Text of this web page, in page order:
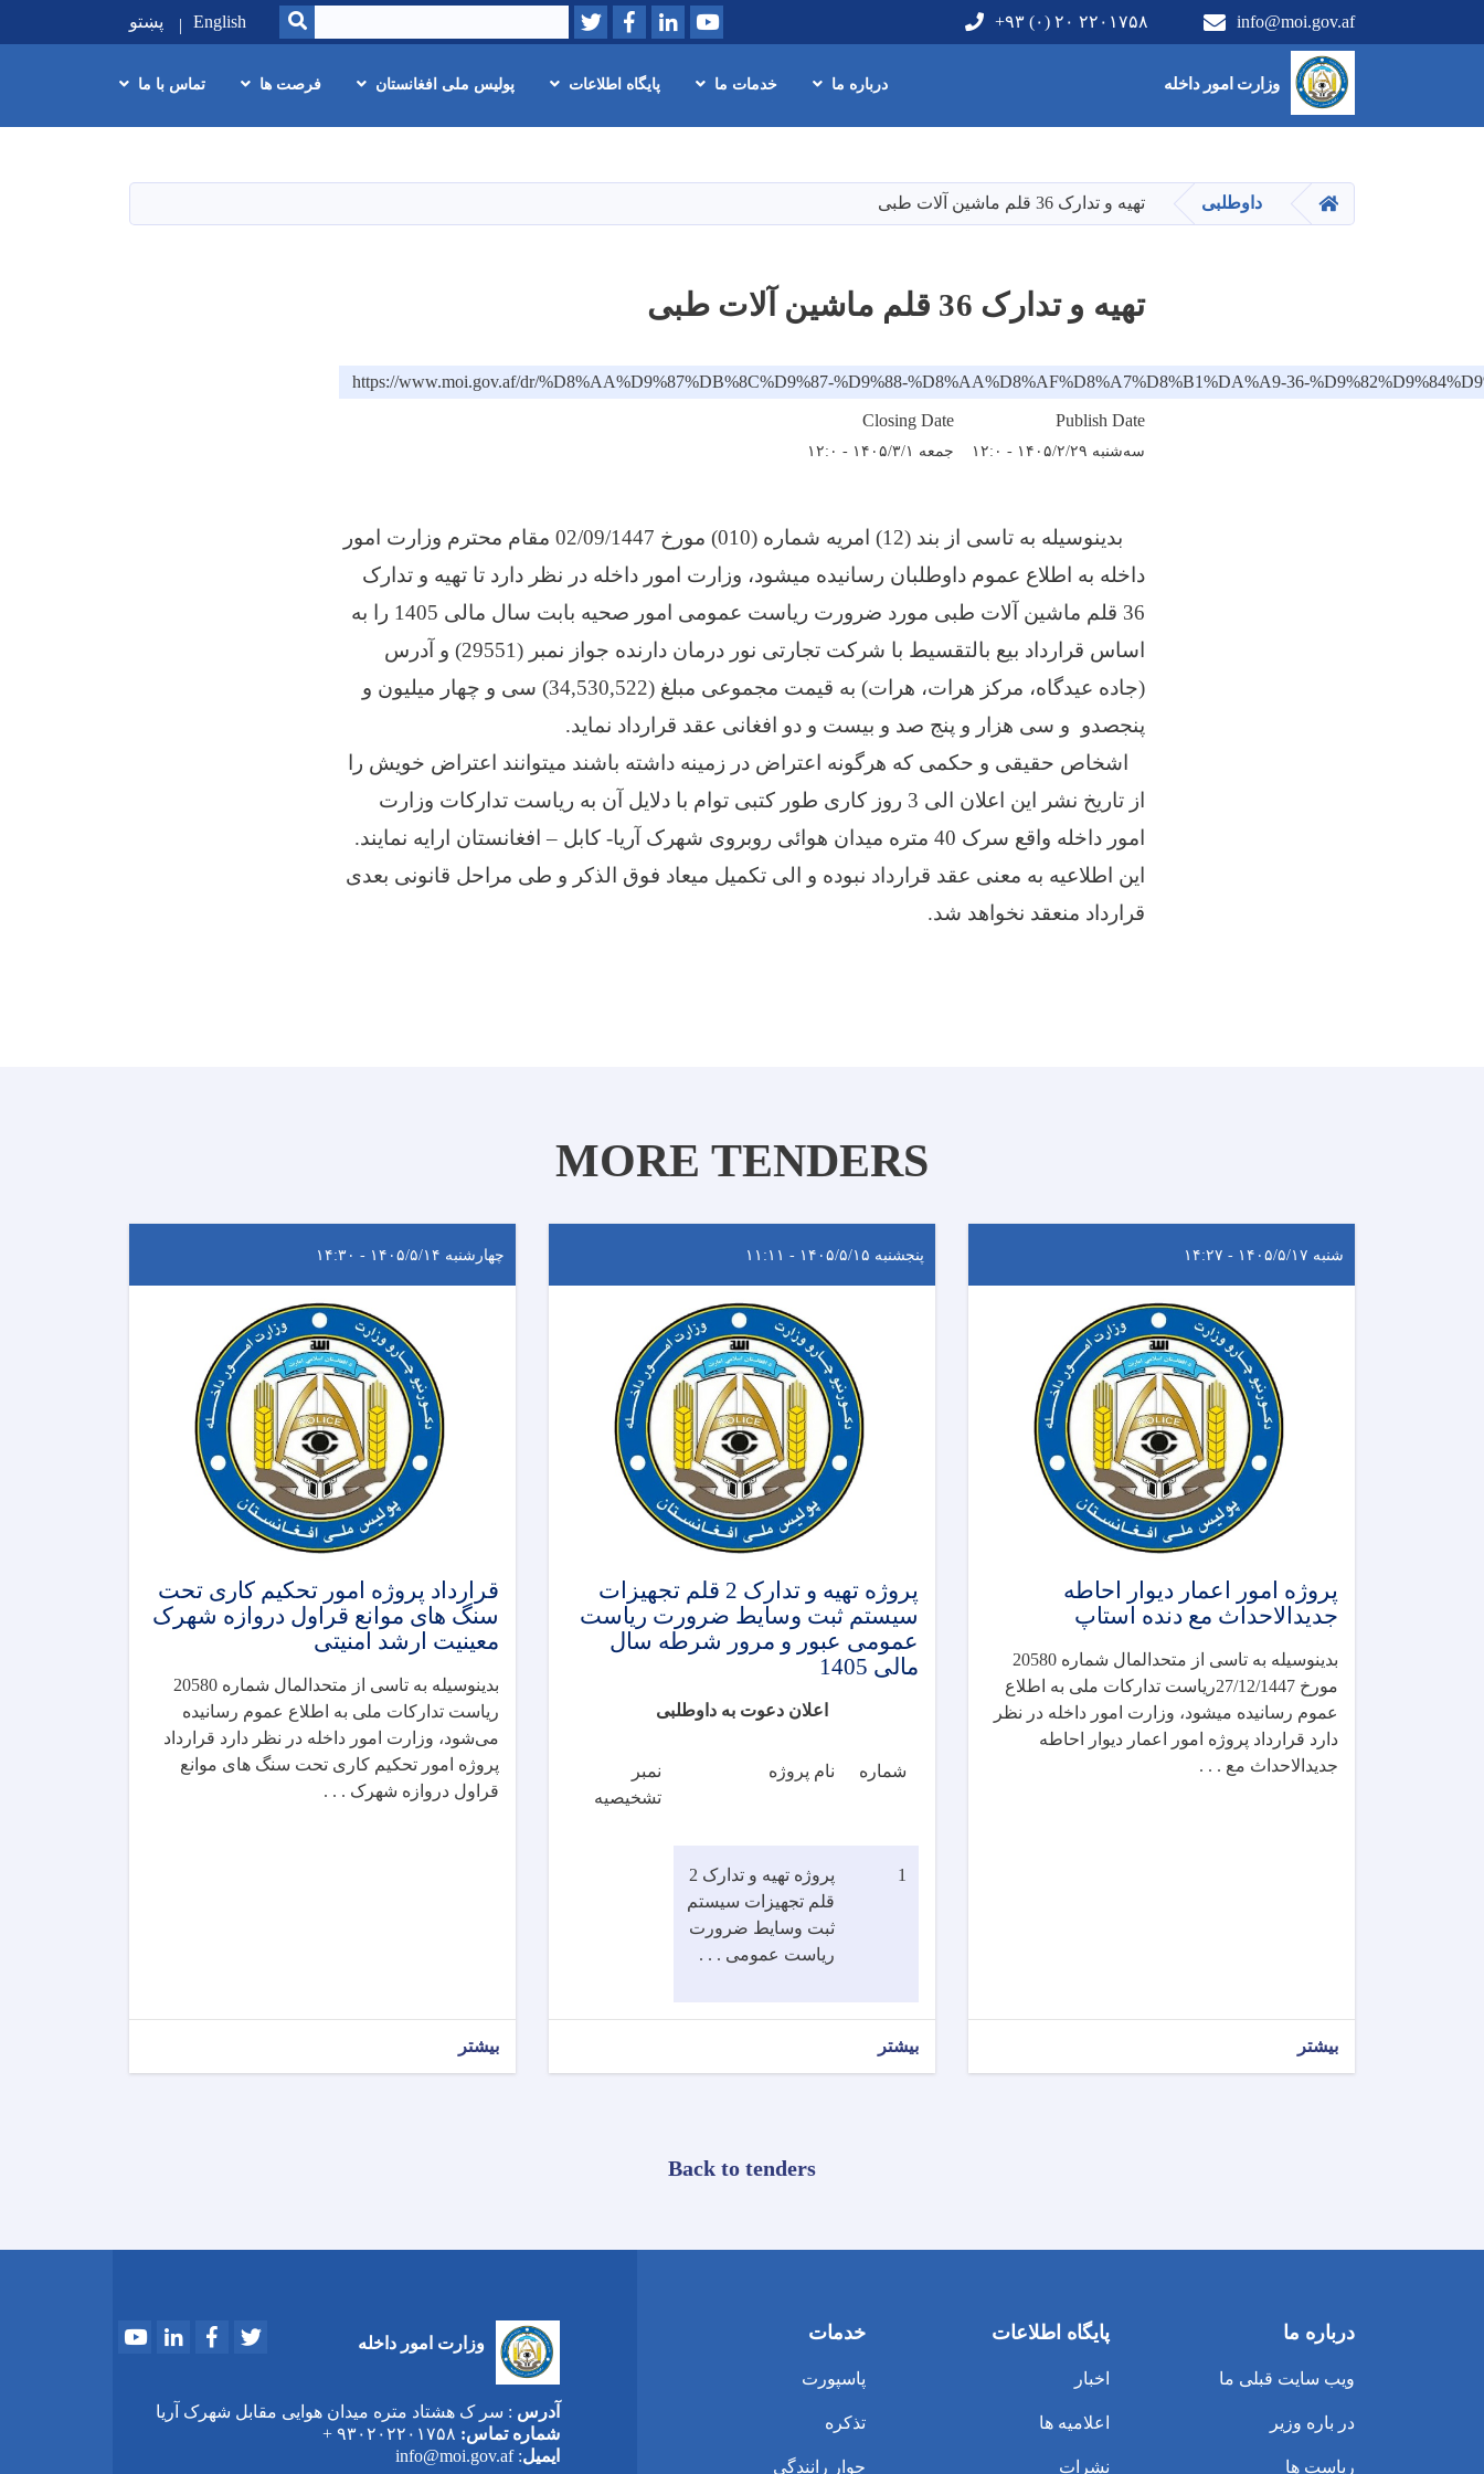
content
info@moi.gov.af +۹۳ (۰) ۲۰ ۲۲۰۱۷۵۸
وزارت امور داخله
Youtube
LinkedIn
Facebook
Twitter
Search
SEARCH
English پښتو
Main Menu
درباره ما خدمات ما پایگاه اطلاعات پولیس ملی افغانستان فرصت ها تماس با ما
HOME داوطلبی تهیه و تدارک 36 قلم ماشین آلات طبی
تهیه و تدارک 36 قلم ماشین آلات طبی
https://www.moi.gov.af/dr/%D8%AA%D9%87%DB%8C%D9%87-%D9%88-%D8%AA%D8%AF%D8%A7%D8%B1%DA%A9-36-
Publish Date
سه‌شنبه ۱۴۰۵/۲/۲۹ - ۱۲:۰
Closing Date
جمعه ۱۴۰۵/۳/۱ - ۱۲:۰
بدینوسیله به تاسی از بند (12) امریه شماره (010) مورخ 02/09/1447 مقام محترم وزارت امور
داخله به اطلاع عموم داوطلبان رسانیده میشود، وزارت امور داخله در نظر دارد تا تهیه و تدارک
36 قلم ماشین آلات طبی مورد ضرورت ریاست عمومی امور صحیه بابت سال مالی 1405 را به
اساس قرارداد بیع بالتقسیط با شرکت تجارتی نور درمان دارنده جواز نمبر (29551) و آدرس
(جاده عیدگاه، مرکز هرات، هرات) به قیمت مجموعی مبلغ (34,530,522) سی و چهار میلیون و
پنجصدو و سی هزار و پنج صد و بیست و دو افغانی عقد قرارداد نماید.
اشخاص حقیقی و حکمی که هرگونه اعتراض در زمینه داشته باشند میتوانند اعتراض خویش را
از تاریخ نشر این اعلان الی 3 روز کاری طور کتبی توام با دلایل آن به ریاست تدارکات وزارت
امور داخله واقع سرک 40 متره میدان هوائی روبروی شهرک آریا- کابل – افغانستان ارایه نمایند.
این اطلاعیه به معنی عقد قرارداد نبوده و الی تکمیل میعاد فوق الذکر و طی مراحل قانونی بعدی
قرارداد منعقد نخواهد شد.
MORE TENDERS
شنبه ۱۴۰۵/۵/۱۷ - ۱۴:۲۷
پروژه امور اعمار دیوار احاطه
جدیدالاحداث مع دنده استاپ
بدینوسیله به تاسی از متحدالمال شماره 20580
مورخ 27/12/1447ریاست تدارکات ملی به اطلاع
عموم رسانیده میشود، وزارت امور داخله در نظر
دارد قرارداد پروژه امور اعمار دیوار احاطه
جدیدالاحداث مع . . .
بیشتر
پنجشنبه ۱۴۰۵/۵/۱۵ - ۱۱:۱۱
پروژه تهیه و تدارک 2 قلم تجهیزات
سیستم ثبت وسایط ضرورت ریاست
عمومی عبور و مرور شرطه سال
مالی 1405
اعلان دعوت به داوطلبی
شماره نام پروژه
نمبر
تشخیصیه
1
پروژه تهیه و تدارک 2
قلم تجهیزات سیستم
ثبت وسایط ضرورت
ریاست عمومی . . .
بیشتر
چهارشنبه ۱۴۰۵/۵/۱۴ - ۱۴:۳۰
قرارداد پروژه امور تحکیم کاری تحت
سنگ های موانع قراول دروازه شهرک
معینیت ارشد امنیتی
بدینوسیله به تاسی از متحدالمال شماره 20580
ریاست تدارکات ملی به اطلاع عموم رسانیده
می‌شود، وزارت امور داخله در نظر دارد قرارداد
پروژه امور تحکیم کاری تحت سنگ های موانع
قراول دروازه شهرک . . .
بیشتر
Back to tenders
درباره ما
ویب سایت قبلی ما
در باره وزیر
ریاست ها
پایگاه اطلاعات
اخبار
اعلامیه ها
نشرات
خدمات
پاسپورت
تذکره
جوار رانندگی
وزارت امور داخله
YoutubeLinkedInFacebook
آدرس : سر ک هشتاد متره میدان هوایی مقابل شهرک آریا
شماره تماس:
ایمیل: info@moi.gov.af